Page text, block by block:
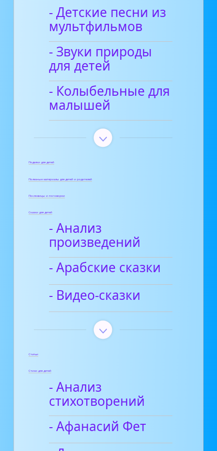
- Детские песни из
мультфильмов
- Звуки природы
для детей
- Колыбельные для
малышей
Поделки для детей
Полезные материалы для детей и родителей
Пословицы и поговорки
Сказки для детей
- Анализ
произведений
- Арабские сказки
- Видео-сказки
Статьи
Стихи для детей
- Анализ
стихотворений
- Афанасий Фет